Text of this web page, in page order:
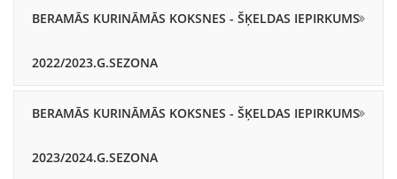
BERAMĀS KURINĀMĀS KOKSNES - ŠĶELDAS IEPIRKUMS
2022/2023.G.SEZONA
BERAMĀS KURINĀMĀS KOKSNES - ŠĶELDAS IEPIRKUMS
2023/2024.G.SEZONA